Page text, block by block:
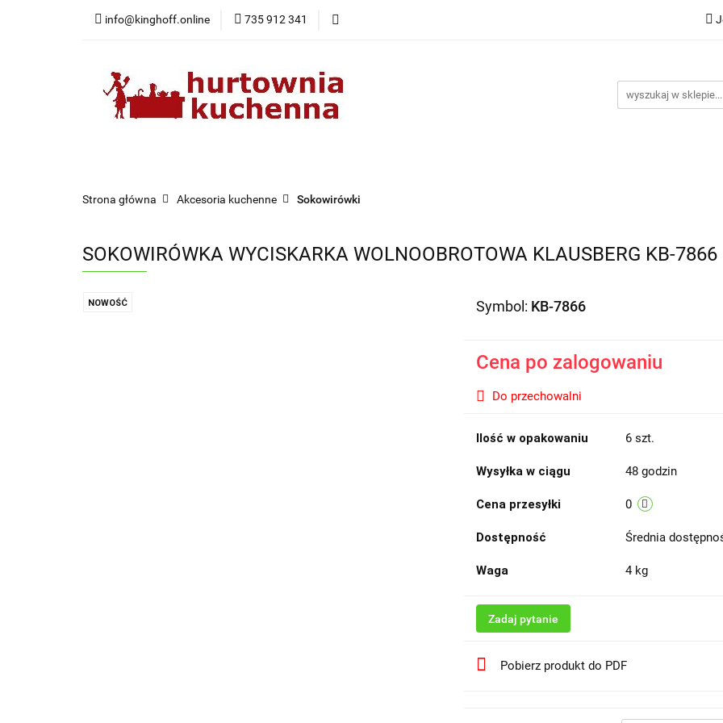
info@kinghoff.online 735 912 341
Kategorie
Strona główna Akcesoria kuchenne Sokowirówki
SOKOWIRÓWKA WYCISKARKA WOLNOOBROTOWA KLAUSBERG KB-7866
NOWOŚĆ Symbol: KB-7866
Cena po zalogowaniu
Do przechowalni
Ilość w opakowaniu 6 szt.
Wysyłka w ciągu 48 godzin
Cena przesyłki 0
Dostępność Średnia
Waga 4 kg
Zadaj pytanie
Pobierz produkt do PDF